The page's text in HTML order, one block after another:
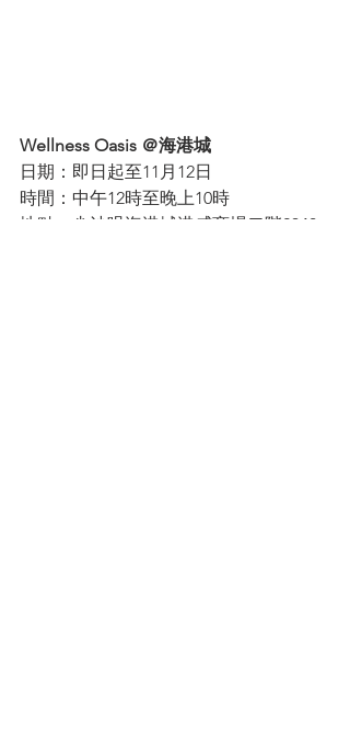
Wellness Oasis ＠海港城
日期：即日起至11月12日
時間：中午12時至晚上10時
地點：尖沙咀海港城港威商場二階2340-